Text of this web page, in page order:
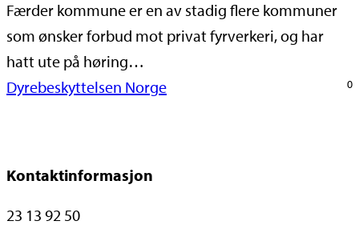
Færder kommune er en av stadig flere kommuner
som ønsker forbud mot privat fyrverkeri, og har
hatt ute på høring…
Dyrebeskyttelsen Norge
0
Kontaktinformasjon
23 13 92 50